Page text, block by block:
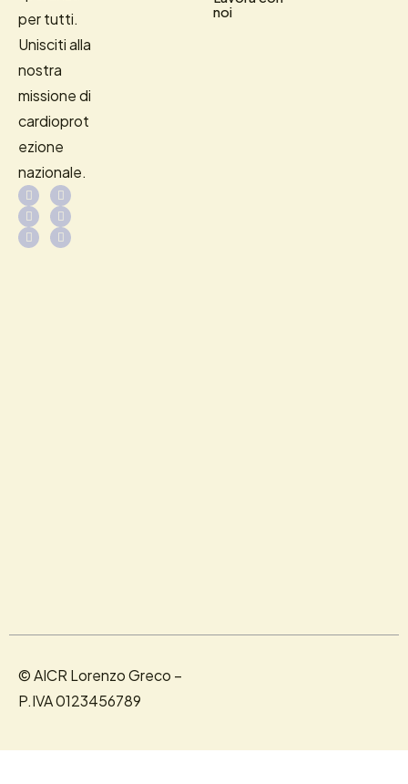
per tutti.
Unisciti alla
nostra
missione di
cardioprot
ezione
nazionale.
noi
© AICR Lorenzo Greco –
P.IVA 0123456789